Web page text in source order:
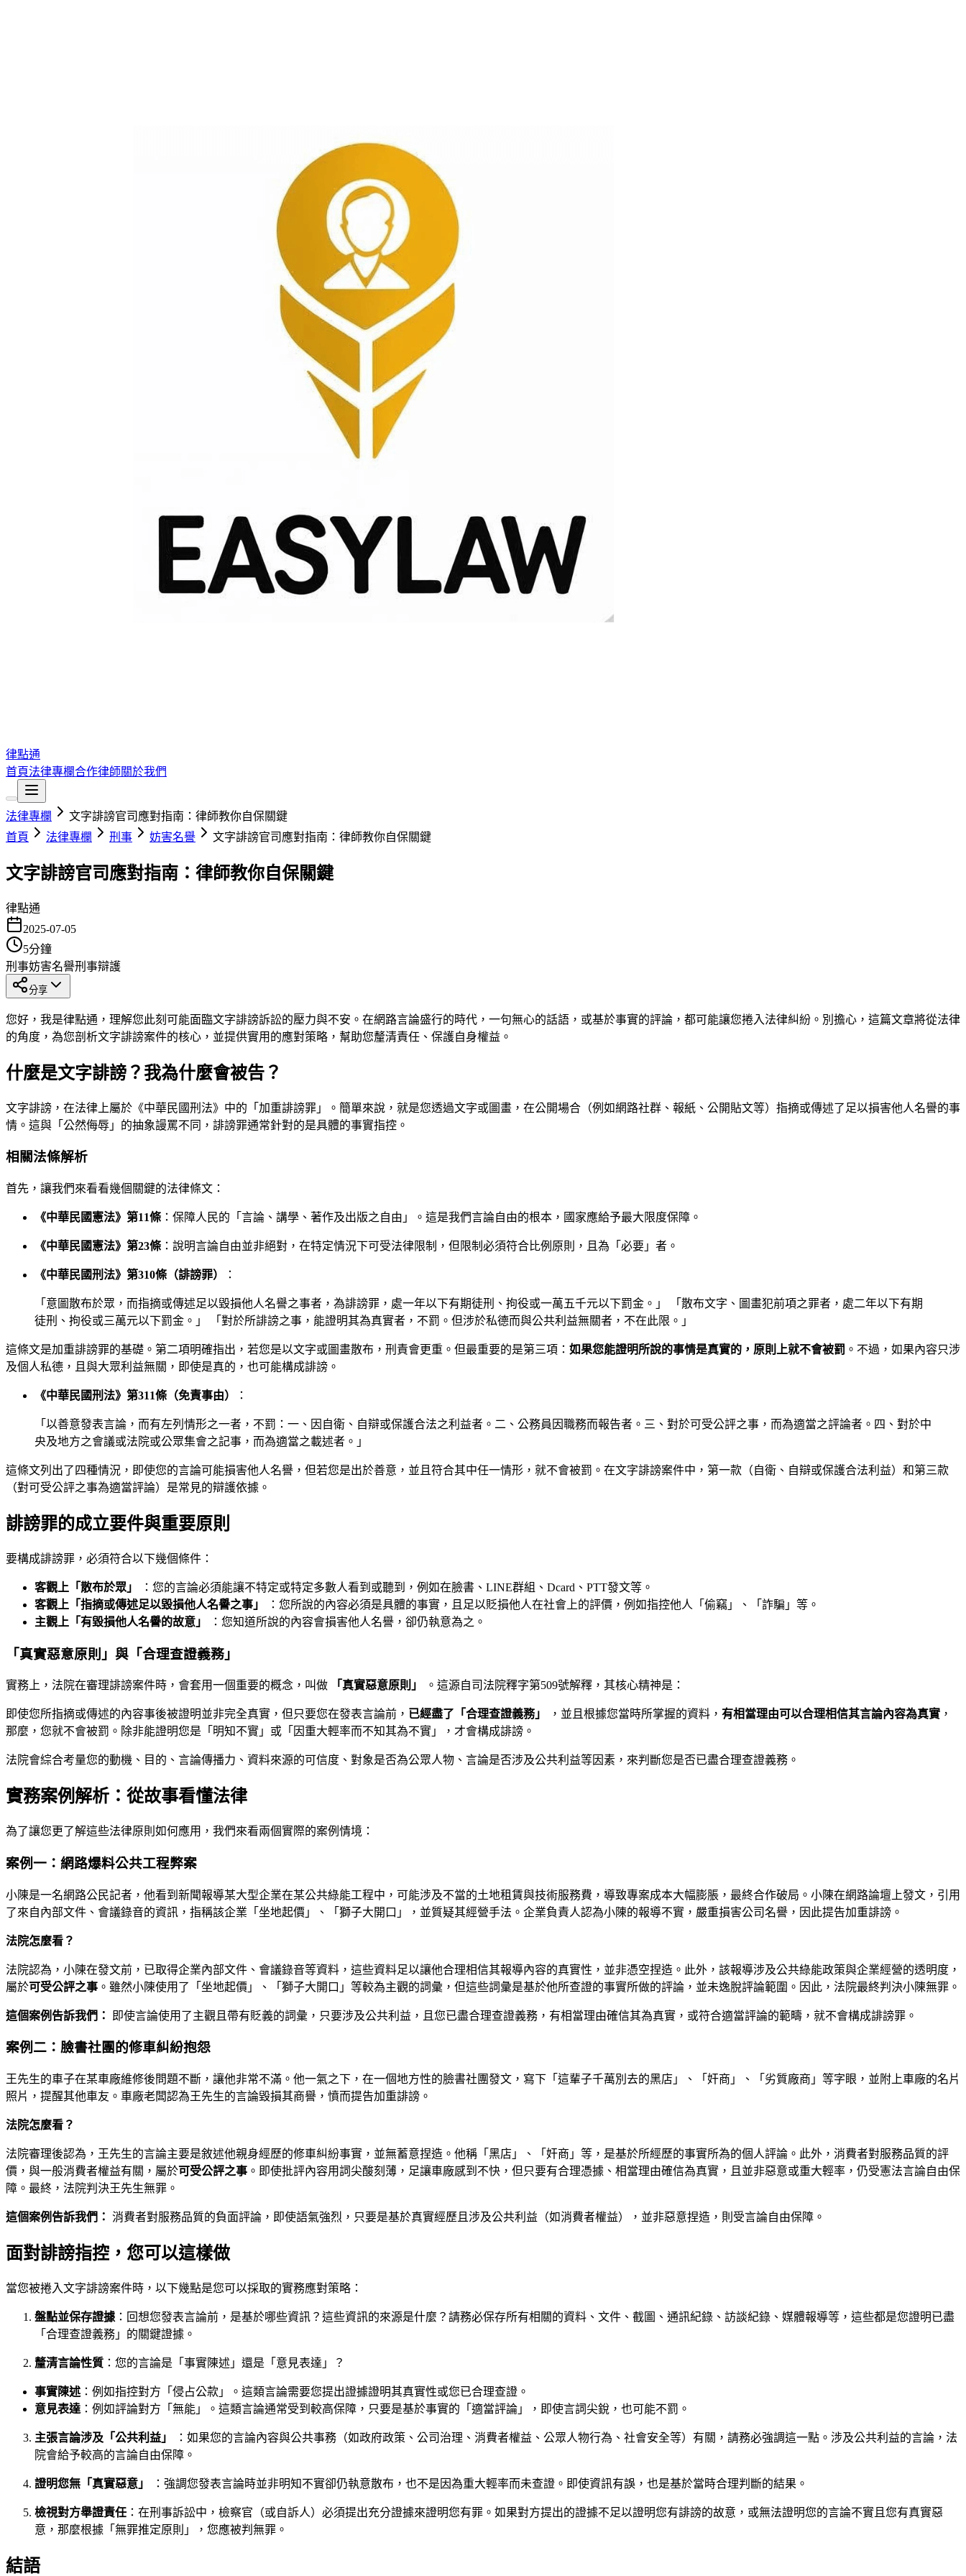
律點通
首頁法律專欄合作律師關於我們
法律專欄
文字誹謗官司應對指南：律師教你自保關鍵
首頁
法律專欄 刑事 妨害名譽 文字誹謗官司應對指南：律師教你自保關鍵
文字誹謗官司應對指南：律師教你自保關鍵
律點通
2025-07-05
5分鐘
刑事妨害名譽刑事辯護
分享
您好，我是律點通，理解您此刻可能面臨文字誹謗訴訟的壓力與不安。在網路言論盛行的時代，一句無心的話語，或基於事實的評論，都可能讓您捲入法律糾紛。別擔心，這篇文章將從法律
的角度，為您剖析文字誹謗案件的核心，並提供實用的應對策略，幫助您釐清責任、保護自身權益。
什麼是文字誹謗？我為什麼會被告？
文字誹謗，在法律上屬於《中華民國刑法》中的「加重誹謗罪」。簡單來說，就是您透過文字或圖畫，在公開場合（例如網路社群、報紙、公開貼文等）指摘或傳述了足以損害他人名譽的事
情。這與「公然侮辱」的抽象謾罵不同，誹謗罪通常針對的是具體的事實指控。
相關法條解析
首先，讓我們來看看幾個關鍵的法律條文：
《中華民國憲法》第11條 ：保障人民的「言論、講學、著作及出版之自由」。這是我們言論自由的根本，國家應給予最大限度保障。
《中華民國憲法》第23條 ：說明言論自由並非絕對，在特定情況下可受法律限制，但限制必須符合比例原則，且為「必要」者。
《中華民國刑法》第310條（誹謗罪） ：
「意圖散布於眾，而指摘或傳述足以毀損他人名譽之事者，為誹謗罪，處一年以下有期徒刑、拘役或一萬五千元以下罰金。」 「散布文字、圖畫犯前項之罪者，處二年以下有期
徒刑、拘役或三萬元以下罰金。」 「對於所誹謗之事，能證明其為真實者，不罰。但涉於私德而與公共利益無關者，不在此限。」
這條文是加重誹謗罪的基礎。第二項明確指出，若您是以文字或圖畫散布，刑責會更重。但最重要的是第三項： 如果您能證明所說的事情是真實的，原則上就不會被罰 。不過，如果內容只涉
及個人私德，且與大眾利益無關，即使是真的，也可能構成誹謗。
《中華民國刑法》第311條（免責事由） ：
「以善意發表言論，而有左列情形之一者，不罰：一、因自衛、自辯或保護合法之利益者。二、公務員因職務而報告者。三、對於可受公評之事，而為適當之評論者。四、對於中
央及地方之會議或法院或公眾集會之記事，而為適當之載述者。」
這條文列出了四種情況，即使您的言論可能損害他人名譽，但若您是出於善意，並且符合其中任一情形，就不會被罰。在文字誹謗案件中，第一款（自衛、自辯或保護合法利益）和第三款
（對可受公評之事為適當評論）是常見的辯護依據。
誹謗罪的成立要件與重要原則
要構成誹謗罪，必須符合以下幾個條件：
客觀上「散布於眾」
：您的言論必須能讓不特定或特定多數人看到或聽到，例如在臉書、LINE群組、Dcard、PTT發文等。
客觀上「指摘或傳述足以毀損他人名譽之事」
：您所說的內容必須是具體的事實，且足以貶損他人在社會上的評價，例如指控他人「偷竊」、「詐騙」等。
主觀上「有毀損他人名譽的故意」
：您知道所說的內容會損害他人名譽，卻仍執意為之。
「真實惡意原則」與「合理查證義務」
實務上，法院在審理誹謗案件時，會套用一個重要的概念，叫做 「真實惡意原則」 。這源自司法院釋字第509號解釋，其核心精神是：
即使您所指摘或傳述的內容事後被證明並非完全真實，但只要您在發表言論前， 已經盡了「合理查證義務」 ，並且根據您當時所掌握的資料， 有相當理由可以合理相信其言論內容為真實 ，
那麼，您就不會被罰。除非能證明您是「明知不實」或「因重大輕率而不知其為不實」，才會構成誹謗。
法院會綜合考量您的動機、目的、言論傳播力、資料來源的可信度、對象是否為公眾人物、言論是否涉及公共利益等因素，來判斷您是否已盡合理查證義務。
實務案例解析：從故事看懂法律
為了讓您更了解這些法律原則如何應用，我們來看兩個實際的案例情境：
案例一：網路爆料公共工程弊案
小陳是一名網路公民記者，他看到新聞報導某大型企業在某公共綠能工程中，可能涉及不當的土地租賃與技術服務費，導致專案成本大幅膨脹，最終合作破局。小陳在網路論壇上發文，引用
了來自內部文件、會議錄音的資訊，指稱該企業「坐地起價」、「獅子大開口」，並質疑其經營手法。企業負責人認為小陳的報導不實，嚴重損害公司名譽，因此提告加重誹謗。
法院怎麼看？
法院認為，小陳在發文前，已取得企業內部文件、會議錄音等資料，這些資料足以讓他合理相信其報導內容的真實性，並非憑空捏造。此外，該報導涉及公共綠能政策與企業經營的透明度，
屬於可受公評之事 。雖然小陳使用了「坐地起價」、「獅子大開口」等較為主觀的詞彙，但這些詞彙是基於他所查證的事實所做的評論，並未逸脫評論範圍。因此，法院最終判決小陳無罪。
這個案例告訴我們： 即使言論使用了主觀且帶有貶義的詞彙，只要涉及公共利益，且您已盡合理查證義務，有相當理由確信其為真實，或符合適當評論的範疇，就不會構成誹謗罪。
案例二：臉書社團的修車糾紛抱怨
王先生的車子在某車廠維修後問題不斷，讓他非常不滿。他一氣之下，在一個地方性的臉書社團發文，寫下「這輩子千萬別去的黑店」、「奸商」、「劣質廠商」等字眼，並附上車廠的名片
照片，提醒其他車友。車廠老闆認為王先生的言論毀損其商譽，憤而提告加重誹謗。
法院怎麼看？
法院審理後認為，王先生的言論主要是敘述他親身經歷的修車糾紛事實，並無蓄意捏造。他稱「黑店」、「奸商」等，是基於所經歷的事實所為的個人評論。此外，消費者對服務品質的評
價，與一般消費者權益有關，屬於可受公評之事 。即使批評內容用詞尖酸刻薄，足讓車廠感到不快，但只要有合理憑據、相當理由確信為真實，且並非惡意或重大輕率，仍受憲法言論自由保
障。最終，法院判決王先生無罪。
這個案例告訴我們： 消費者對服務品質的負面評論，即使語氣強烈，只要是基於真實經歷且涉及公共利益（如消費者權益），並非惡意捏造，則受言論自由保障。
面對誹謗指控，您可以這樣做
當您被捲入文字誹謗案件時，以下幾點是您可以採取的實務應對策略：
盤點並保存證據 ：回想您發表言論前，是基於哪些資訊？這些資訊的來源是什麼？請務必保存所有相關的資料、文件、截圖、通訊紀錄、訪談紀錄、媒體報導等，這些都是您證明已盡
「合理查證義務」的關鍵證據。
釐清言論性質 ：您的言論是「事實陳述」還是「意見表達」？
事實陳述 ：例如指控對方「侵占公款」。這類言論需要您提出證據證明其真實性或您已合理查證。
意見表達 ：例如評論對方「無能」。這類言論通常受到較高保障，只要是基於事實的「適當評論」，即使言詞尖銳，也可能不罰。
主張言論涉及「公共利益」
：如果您的言論內容與公共事務（如政府政策、公司治理、消費者權益、公眾人物行為、社會安全等）有關，請務必強調這一點。涉及公共利益的言論，法
院會給予較高的言論自由保障。
證明您無「真實惡意」 ：強調您發表言論時並非明知不實卻仍執意散布，也不是因為重大輕率而未查證。即使資訊有誤，也是基於當時合理判斷的結果。
檢視對方舉證責任 ：在刑事訴訟中，檢察官（或自訴人）必須提出充分證據來證明您有罪。如果對方提出的證據不足以證明您有誹謗的故意，或無法證明您的言論不實且您有真實惡
意，那麼根據「無罪推定原則」，您應被判無罪。
結語